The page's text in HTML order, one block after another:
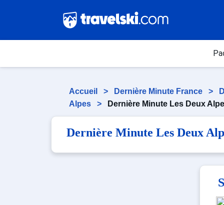
Accueil > Dernière Minute France >
Alpes
> Dernière Minute Les Deux
Dernière Minute Les Deux